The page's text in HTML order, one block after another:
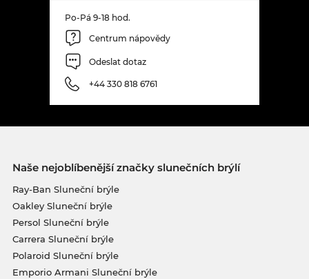
Po-Pá 9-18 hod.
Centrum nápovědy
Odeslat dotaz
+44 330 818 6761
Naše nejoblíbenější značky slunečních brýlí
Ray-Ban Sluneční brýle
Oakley Sluneční brýle
Persol Sluneční brýle
Carrera Sluneční brýle
Polaroid Sluneční brýle
Emporio Armani Sluneční brýle